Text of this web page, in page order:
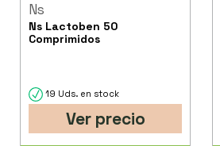
Ns
Ns Lactoben 50
Comprimidos
19 Uds. en stock
Ver precio